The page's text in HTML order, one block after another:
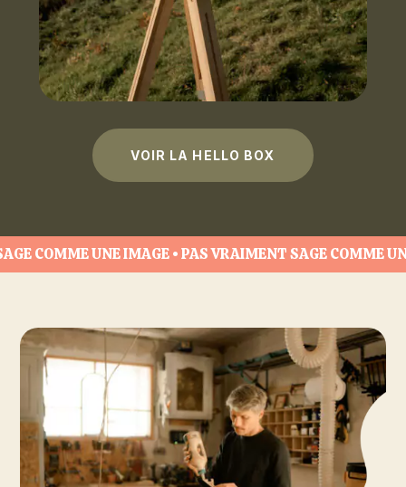
VOIR LA HELLO BOX
COMME UNE IMAGE • PAS VRAIMENT SAGE COMME